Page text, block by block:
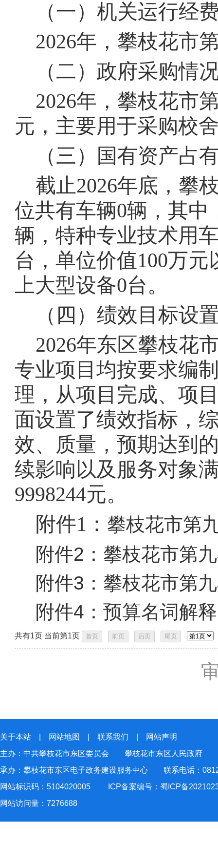
（一）机关运行经
2026年， 攀枝花市
（二）政府采购情
2026年， 攀枝花市
元，主要用于采购校
（三）国有资产占
截止2026年底， 攀
位共有车辆0辆，其中
辆，特种专业技术用
台，单位价值100万元
上大型设备0台。
（四）绩效目标设
2026年东区攀枝花
专业项目均按要求编
理，从项目完成、项
面设置了绩效指标，
效、质量，预期达到
续影响以及服务对象
9998244元。
附件1： 攀枝花市第
附件2： 攀枝花市第
附件3： 攀枝花市第
附件4： 预算名词解
共有1页 当前第1页
关于本站 网站地图 联系我们
网站声明
主办：中共攀枝花市东区委员会 攀枝花市东区人民政府
承办：攀枝花市东区电子政务建设服务中心 联系电话：
网站标识码：5104020005
ICP备案编号：蜀ICP备
网站访问量： 7276688